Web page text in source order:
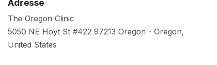
Adresse
The Oregon Clinic
5050 NE Hoyt St #422 97213 Oregon - Oregon,
United States